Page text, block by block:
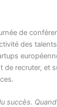
de
des
de recruter, et
succès.